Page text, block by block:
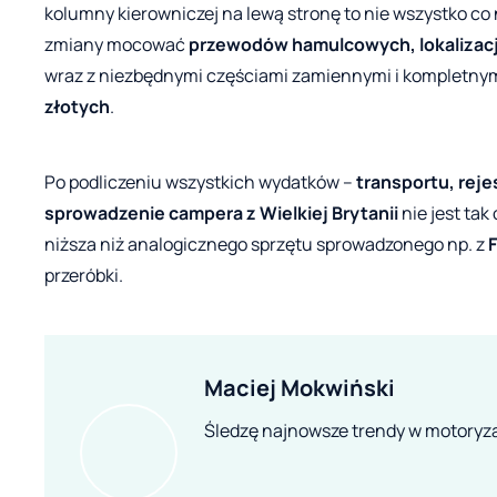
kolumny kierowniczej na lewą stronę to nie wszystko
zmiany mocowaćprzewodów hamulcowych,
wraz z niezbędnymi częściami zamiennymi i
złotych.
Po podliczeniu wszystkich wydatków –transportu,
sprowadzenie campera z Wielkiej Brytaniinie jest tak
niższa niż analogicznego sprzętu sprowadzonego np. z
przeróbki.
Maciej Mokwiński
Śledzę najnowsze trendy w